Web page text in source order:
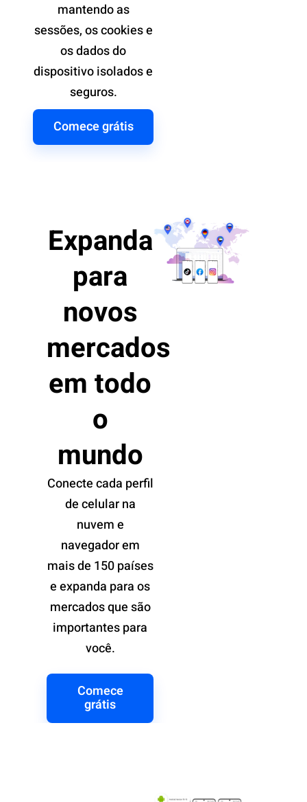
mantendo as
sessões, os cookies e
os dados do
dispositivo isolados e
seguros.
Comece grátis
Expanda
para
novos
mercados
em todo
o
mundo
Conecte cada perfil
de celular na
nuvem e
navegador em
mais de 150 países
e expanda para os
mercados que são
importantes para
você.
Comece
grátis